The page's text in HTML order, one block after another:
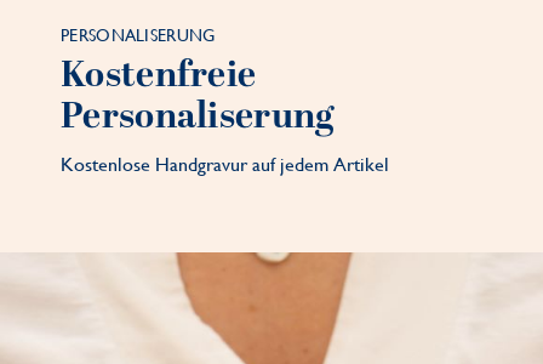
PERSONALISERUNG
Kostenfreie
Personaliserung
Kostenlose Handgravur auf jedem Artikel